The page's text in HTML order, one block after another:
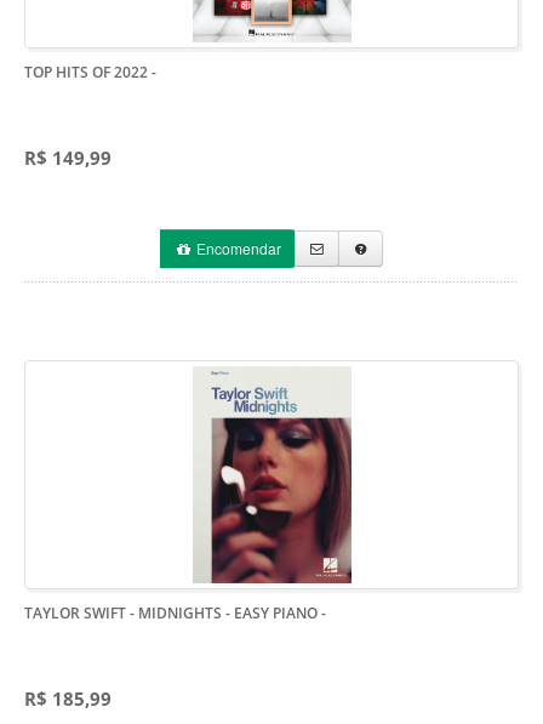
TOP HITS OF 2022-
R$ 149,99
Encomendar
TAYLOR SWIFT - MIDNIGHTS - EASY PIANO-
R$ 185,99